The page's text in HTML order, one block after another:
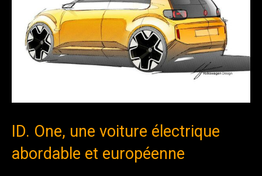
ID. One, une voiture électrique
abordable et européenne